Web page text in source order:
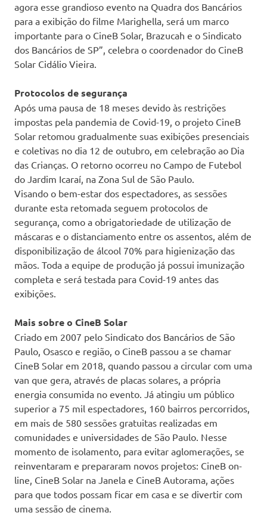
agora esse grandioso evento na Quadra dos Bancários
para a exibição do filme Marighella, será um marco
importante para o CineB Solar, Brazucah e o Sindicato
dos Bancários de SP”, celebra o coordenador do CineB
Solar Cidálio Vieira.
Protocolos de segurança
Após uma pausa de 18 meses devido às restrições
impostas pela pandemia de Covid-19, o projeto CineB
Solar retomou gradualmente suas exibições presenciais
e coletivas no dia 12 de outubro, em celebração ao Dia
das Crianças. O retorno ocorreu no Campo de Futebol
do Jardim Icaraí, na Zona Sul de São Paulo.
Visando o bem-estar dos espectadores, as sessões
durante esta retomada seguem protocolos de
segurança, como a obrigatoriedade de utilização de
máscaras e o distanciamento entre os assentos, além de
disponibilização de álcool 70% para higienização das
mãos. Toda a equipe de produção já possui imunização
completa e será testada para Covid-19 antes das
exibições.
Mais sobre o CineB Solar
Criado em 2007 pelo Sindicato dos Bancários de São
Paulo, Osasco e região, o CineB passou a se chamar
CineB Solar em 2018, quando passou a circular com uma
van que gera, através de placas solares, a própria
energia consumida no evento. Já atingiu um público
superior a 75 mil espectadores, 160 bairros percorridos,
em mais de 580 sessões gratuitas realizadas em
comunidades e universidades de São Paulo. Nesse
momento de isolamento, para evitar aglomerações, se
reinventaram e prepararam novos projetos: CineB on-
line, CineB Solar na Janela e CineB Autorama, ações
para que todos possam ficar em casa e se divertir com
uma sessão de cinema.